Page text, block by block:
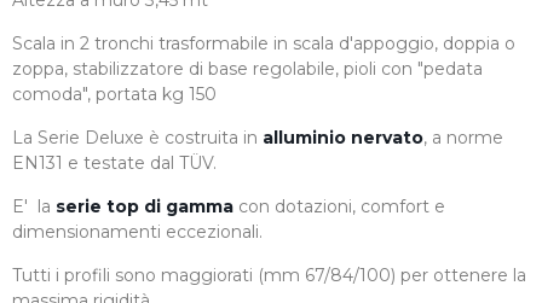
Scala in 2 tronchi trasformabile in scala d'appoggio, doppia o
zoppa, stabilizzatore di base regolabile, pioli con "pedata
comoda", portata kg 150
La Serie Deluxe è costruita in alluminio nervato, a norme
EN131 e testate dal TÜV.
E' la serie top di gamma con dotazioni, comfort e
dimensionamenti eccezionali.
Tutti i profili sono maggiorati (mm 67/84/100) per ottenere la